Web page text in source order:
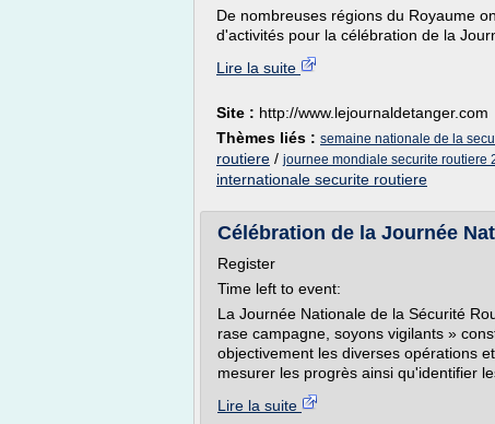
De nombreuses régions du Royaume
d'activités pour la célébration de la
Lire la suite
Site : http://www.lejournaldetanger.com
Thèmes liés : semaine nationale de la
routiere / journee mondiale securite routiere
internationale securite routiere
Célébration de la Journée
Register
Time left to event:
La Journée Nationale de la Sécurité
rase campagne, soyons vigilants »
objectivement les diverses opérations
mesurer les progrès ainsi qu'identifier
Lire la suite